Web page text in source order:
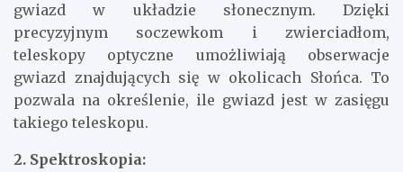
gwiazd w układzie słonecznym. Dzięki
precyzyjnym soczewkom i zwierciadłom,
teleskopy optyczne umożliwiają obserwacje
gwiazd znajdujących się w okolicach Słońca. To
pozwala na określenie, ile gwiazd jest w zasięgu
takiego teleskopu.
2. Spektroskopia: